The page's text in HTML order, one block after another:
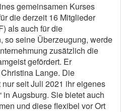
gemeinsamen Kurses
die derzeit 16 Mitglieder
als auch für die
so seine Überzeugung, werde
zusätzlich die
gefördert. Er
Lange. Die
seit Juli 2021 ihr eigenes
in Augsburg. Sie bietet auch
und diese flexibel vor Ort